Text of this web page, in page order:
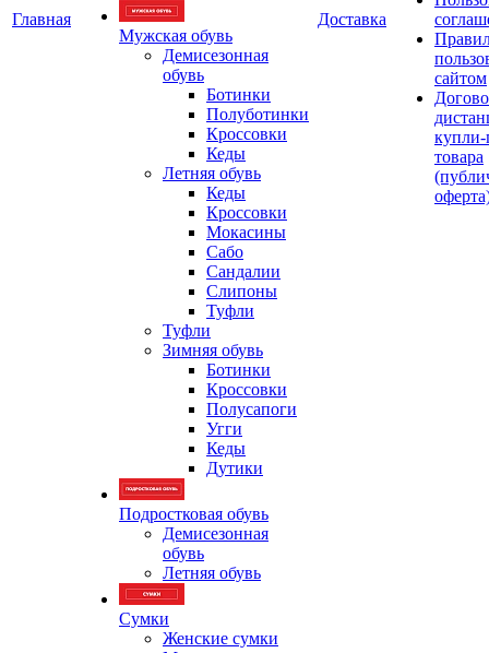
Главная
Мужская обувь
Демисезонная
обувь
Ботинки
Полуботинки
Кроссовки
Кеды
Летняя обувь
Кеды
Кроссовки
Мокасины
Сабо
Сандалии
Слипоны
Туфли
Туфли
Зимняя обувь
Ботинки
Кроссовки
Полусапоги
Угги
Кеды
Дутики
Подростковая обувь
Демисезонная
обувь
Летняя обувь
Сумки
Женские сумки
Доставка
сайтом
товара